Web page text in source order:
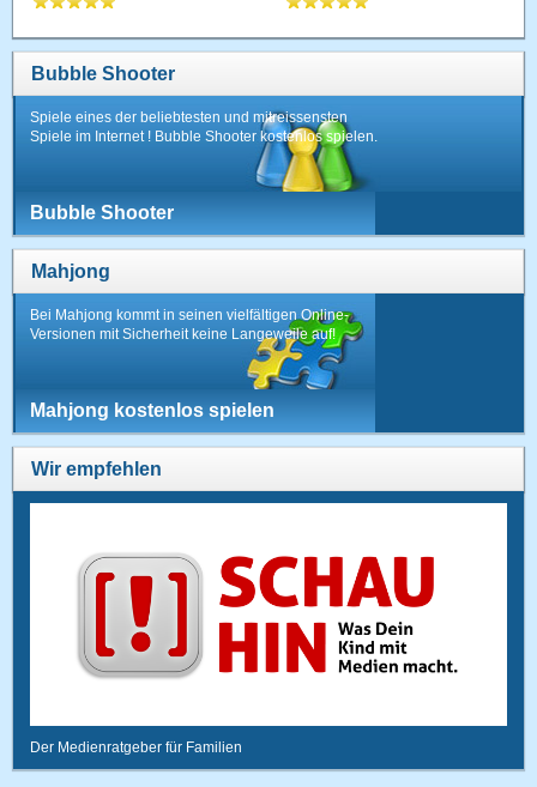
Bubble Shooter
Spiele eines der beliebtesten und mitreissensten
Spiele im Internet ! Bubble Shooter kostenlos spielen.
Bubble Shooter
Mahjong
Bei Mahjong kommt in seinen vielfältigen Online-
Versionen mit Sicherheit keine Langeweile auf!
Mahjong kostenlos spielen
Wir empfehlen
Der Medienratgeber für Familien